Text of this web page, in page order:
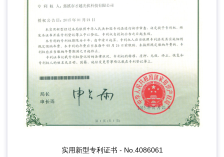
实用新型专利证书 - No.4086061